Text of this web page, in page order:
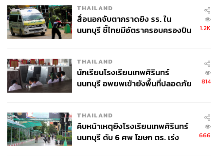
ไม่ว่าจะเป็นแก๊งคอลเซ็นเตอร์หรือขบวนการค้ามนุษย์ที่แฝง
ตัวในพื้นที่ชายแดนเมียนมา
พ.อ. ซาน เอ่า ผู้บัญชาการกองทัพกะเหรี่ยง DKBA ยืนยันว่า
ตั้งแต่นี้เป็นต้นไป(13 กุมภาพันธ์) กองกำลังของ DKBA จะ
กฎหมาย ภายในพื้นที่ควบคุมของตนในฝั่งเมียนมา หากพบว่า
เป็นแหล่งอาชญากรรมจะขับออกจากพื้นที่โดยทันที พร้อม
ช่วยเหลือเหยื่อที่ถูกบังคับใช้แรงงาน
THAILAND
สื่อนอกจับตากราดยิง รร. ใน
นนทบุรี ชี้ไทยมีอัตราครอบครองปืน
1.2K
THAILAND
นักเรียนโรงเรียนเทพศิรินทร์
นนทบุรี อพยพเข้ายังพื้นที่ปลอดภัย
814
THAILAND
คืบหน้าเหตุยิงโรงเรียนเทพศิรินทร์
นนทบุรี ดับ 6 ศพ โฆษก ตร. เร่ง
666